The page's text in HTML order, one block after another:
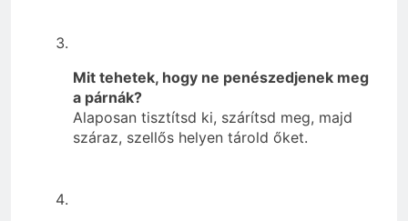
Mit tehetek, hogy ne penészedjenek meg
a párnák?
Alaposan tisztítsd ki, szárítsd meg, majd
száraz, szellős helyen tárold őket.